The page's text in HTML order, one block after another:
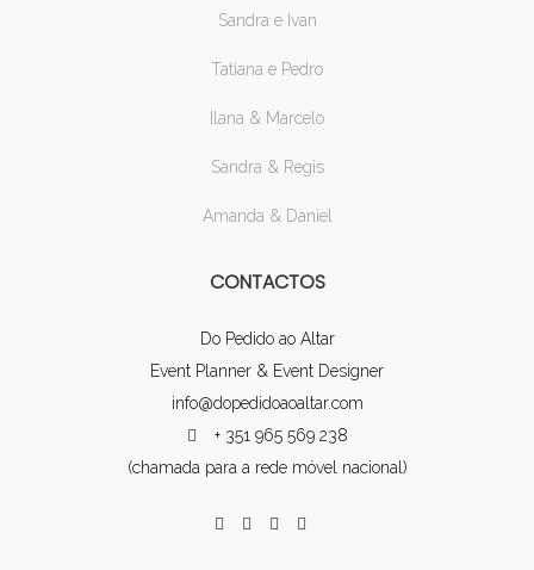
Sandra e Ivan
Tatiana e Pedro
Ilana & Marcelo
Sandra & Regis
Amanda & Daniel
CONTACTOS
Do Pedido ao Altar
Event Planner & Event Designer
info@dopedidoaoaltar.com
+ 351 965 569 238
(chamada para a rede móvel nacional)